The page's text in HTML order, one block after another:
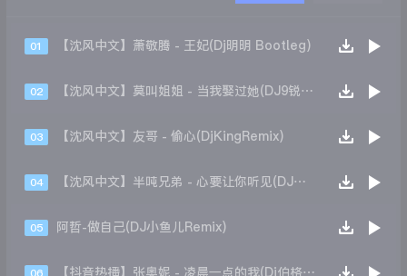
01 【沈风中文】萧敬腾 - 王妃(Dj明明 Bootleg)
02 【沈风中文】莫叫姐姐 - 当我娶过她(DJ9锐 DJ一文 Mix)
03 【沈风中文】友哥 - 偷心(DjKingRemix)
04 【沈风中文】半吨兄弟 - 心要让你听见(DJ赵铁柱 Extended Mix)
05 阿哲-做自己(DJ小鱼儿Remix)
【抖音热播】张奥妮 - 凌晨一点的我(Dj伯格 Mix)